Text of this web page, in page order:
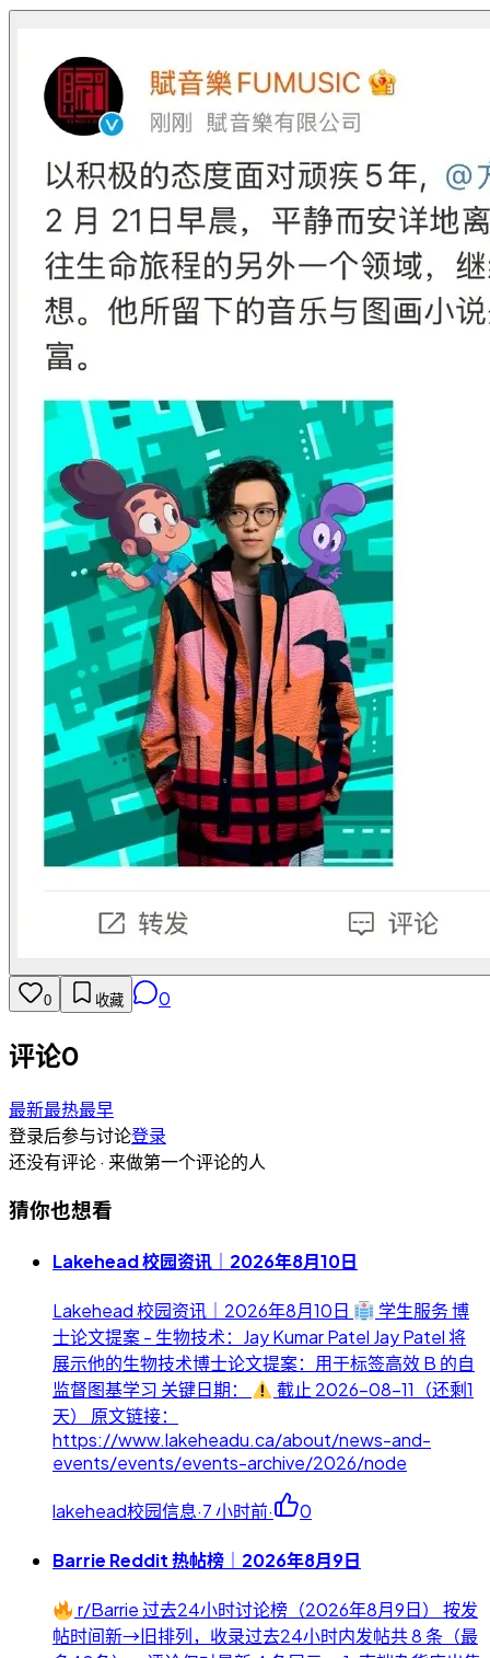
0 收藏 0
评论0
最新最热最早
登录后参与讨论登录
还没有评论 · 来做第一个评论的人
猜你也想看
Lakehead 校园资讯｜2026年8月10日
Lakehead 校园资讯｜2026年8月10日
学生服务 博
士论文提案 - 生物技术：Jay Kumar Patel Jay Patel 将
展示他的生物技术博士论文提案：用于标签高效 B 的自
监督图基学习 关键日期：
截止 2026-08-11（还剩1
天） 原文链接：
https://www.lakeheadu.ca/about/news-and-
events/events/events-archive/2026/node
lakehead校园信息·7 小时前· 0
Barrie Reddit 热帖榜｜2026年8月9日
r/Barrie 过去24小时讨论榜（2026年8月9日） 按发
帖时间新→旧排列，收录过去24小时内发帖共 8 条（最